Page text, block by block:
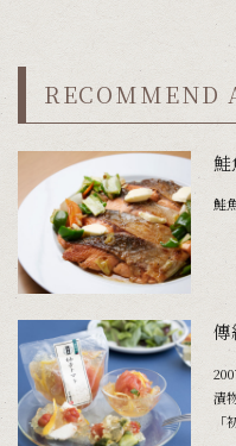
RECOMMEND
鮭
鮭
傳
漬